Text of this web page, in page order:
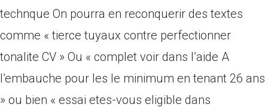
technque On pourra en reconquerir des textes
comme « tierce tuyaux contre perfectionner
tonalite CV » Ou « complet voir dans l’aide A
l’embauche pour les le minimum en tenant 26 ans
» ou bien « essai etes-vous eligible dans